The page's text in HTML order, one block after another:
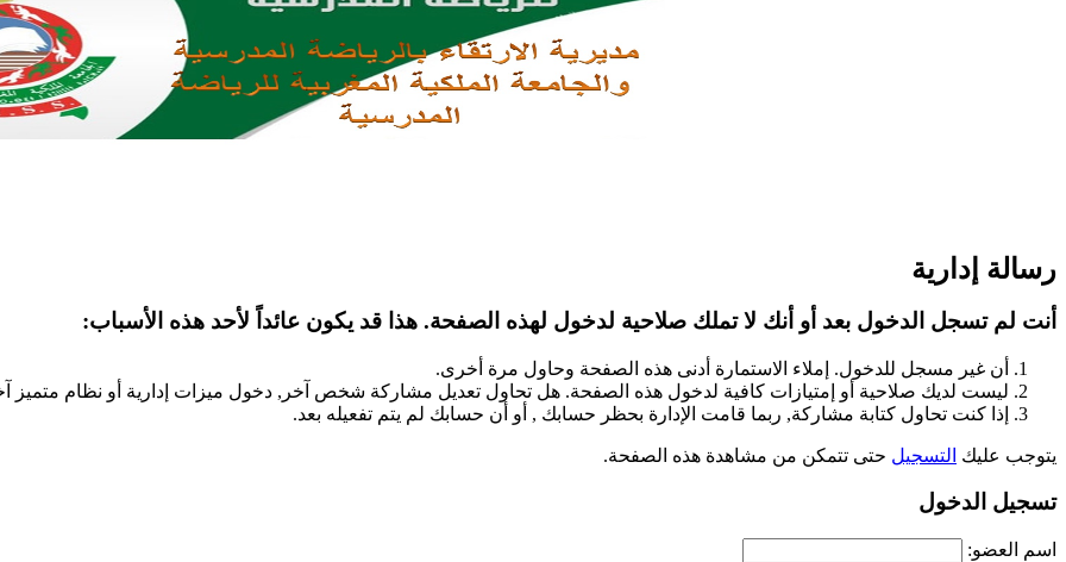
رسالة إدارية
أنت لم تسجل الدخول بعد أو أنك لا تملك صلاحية لدخول لهذه الصفحة. هذا قد يكون عائداً لأحد هذه الأسباب:
أن غير مسجل للدخول. إملاء الاستمارة أدنى هذه الصفحة وحاول مرة أخرى.
ليست لديك صلاحية أو إمتيازات كافية لدخول هذه الصفحة. هل تحاول تعديل مشاركة شخص آخر, دخول ميزات إدارية أو نظام متميز
إذا كنت تحاول كتابة مشاركة, ربما قامت الإدارة بحظر حسابك , أو أن حسابك لم يتم تفعيله بعد.
يتوجب عليك التسجيل حتى تتمكن من مشاهدة هذه الصفحة.
تسجيل الدخول
اسم العضو: